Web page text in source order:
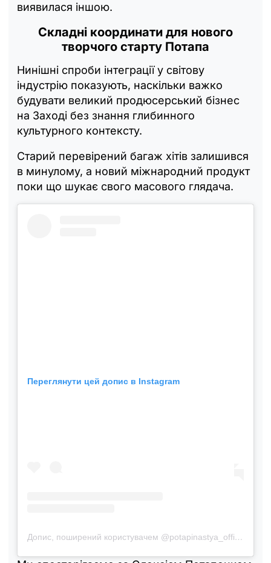
виявилася іншою.
Складні координати для нового
творчого старту Потапа
Нинішні спроби інтеграції у світову
індустрію показують, наскільки важко
будувати великий продюсерський бізнес
на Заході без знання глибинного
культурного контексту.
Старий перевірений багаж хітів залишився
в минулому, а новий міжнародний продукт
поки що шукає свого масового глядача.
Переглянути цей допис в Instagram
Допис, поширений користувачем @potapinastya_official